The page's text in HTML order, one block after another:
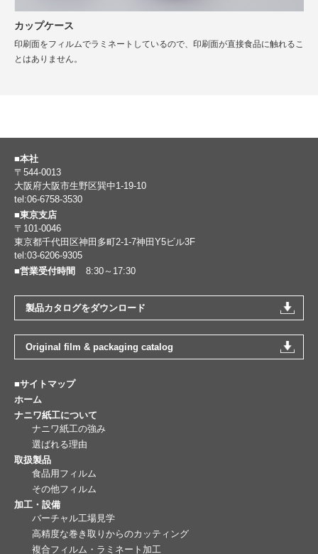
カップケース
印刷面をフィルムでラミネートしているので、印刷面が直接食品に触れるこ
とはありません。
■本社
〒544-0013
大阪府大阪市生野区巽中1-19-10
tel:06-6758-3530
■東京支店
〒101-0046
東京都千代田区神田多町2-1-7神田Y5ビル3F
tel:03-6206-9305
■営業受付時間
8:30～17:30
製品カタログをダウンロード
Original film & packaging catalog
■サイトマップ
ホーム
ナニワ紙工について
ナニワ紙工の強み
選ばれる理由
取扱製品
食品用フィルム
その他フィルム
加工・設備
バーチャル工場見学
高精度な巻き取りからのカッティング
複合フィルム・ラミネート加工